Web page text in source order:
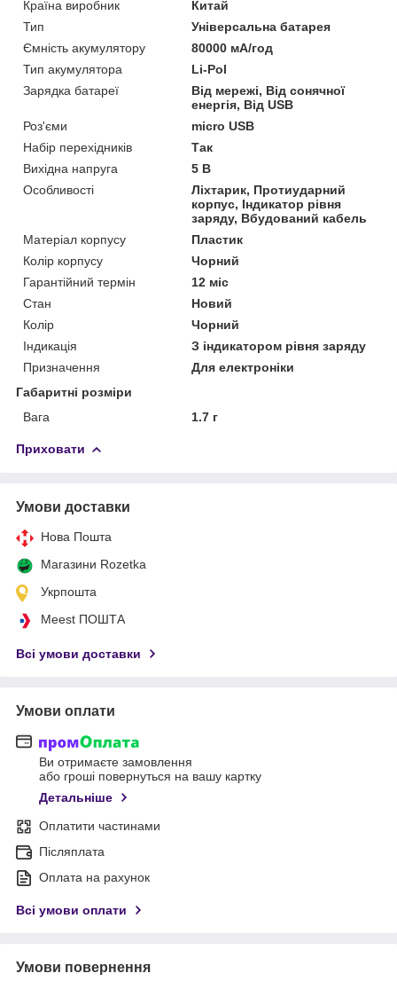
Країна виробник
Китай
Тип
Універсальна батарея
Ємність акумулятору
80000 мА/год
Тип акумулятора
Li-Pol
Зарядка батареї
Від мережі, Від сонячної
енергія, Від USB
Роз'єми
micro USB
Набір перехідників
Так
Вихідна напруга
5 В
Особливості
Ліхтарик, Протиударний
корпус, Індикатор рівня
заряду, Вбудований кабель
Матеріал корпусу
Пластик
Колір корпусу
Чорний
Гарантійний термін
12 міс
Стан
Новий
Колір
Чорний
Індикація
З індикатором рівня заряду
Призначення
Для електроніки
Габаритні розміри
Вага
1.7 г
Приховати
Умови доставки
Нова Пошта
Магазини Rozetka
Укрпошта
Meest ПОШТА
Всі умови доставки
Умови оплати
Ви отримаєте замовлення
або гроші повернуться на вашу картку
Детальніше
Оплатити частинами
Післяплата
Оплата на рахунок
Всі умови оплати
Умови повернення